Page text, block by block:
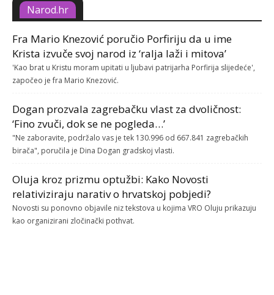
Narod.hr
Fra Mario Knezović poručio Porfiriju da u ime
Krista izvuče svoj narod iz ‘ralja laži i mitova’
'Kao brat u Kristu moram upitati u ljubavi patrijarha Porfirija slijedeće',
započeo je fra Mario Knezović.
Dogan prozvala zagrebačku vlast za dvoličnost:
‘Fino zvuči, dok se ne pogleda…’
"Ne zaboravite, podržalo vas je tek 130.996 od 667.841 zagrebačkih
birača", poručila je Dina Dogan gradskoj vlasti.
Oluja kroz prizmu optužbi: Kako Novosti
relativiziraju narativ o hrvatskoj pobjedi?
Novosti su ponovno objavile niz tekstova u kojima VRO Oluju prikazuju
kao organizirani zločinački pothvat.